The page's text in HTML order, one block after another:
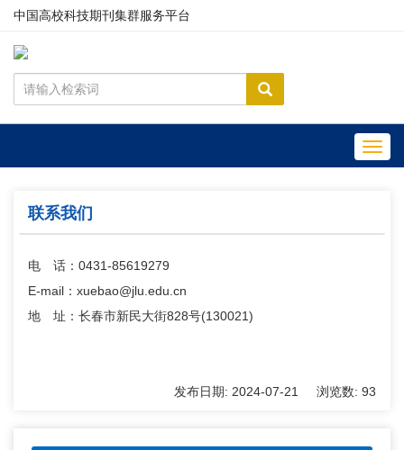
中国高校科技期刊集群服务平台
联系我们
电 话：0431-85619279
E-mail：xuebao@jlu.edu.cn
地 址：长春市新民大街828号(130021)
发布日期: 2024-07-21 浏览数: 93